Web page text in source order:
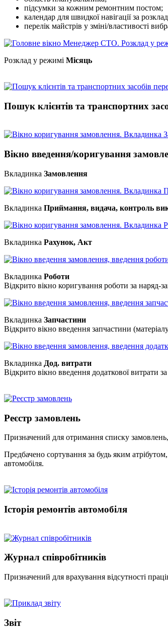
підсумки за кожним ремонтним постом;
календар для швидкої навігації за
перелік майстрів у зміні/властивості
Розклад у режимі Місяць
Пошук клієнтів та транспортних
Вікно введення/коригування
Вкладинка Замовлення
Вкладинка Приймання, видача, контроль
Вкладинка Рахунок, Акт
Вкладинка Роботи
Відкрито вікно коригування роботи за наряд-
Вкладинка Запчастини
Відкрито вікно введення запчастини
Вкладинка Дод. витрати
Відкрито вікно введення додаткової витрати
Реєстр замовлень
Призначений для отримання списку
Предбачено сортування за будь яким
автомобіля.
Історія ремонтів автомобіля
Журнал співробітників
Призначений для врахування відсутності
Звіт